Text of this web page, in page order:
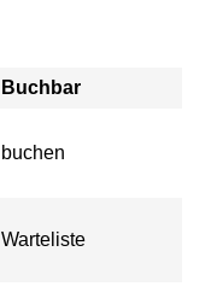
Buchbar
buchen
Warteliste